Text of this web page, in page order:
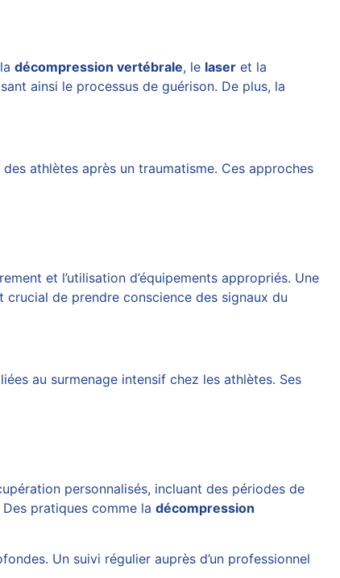
ladécompression vertébrale, le laser et la
ainsi le processus de guérison. De plus, la
athlètes après un traumatisme. Ces approches
et l’utilisation d’équipements appropriés. Une
de prendre conscience des signaux du
au surmenage intensif chez les athlètes. Ses
personnalisés, incluant des périodes de
pratiques comme ladécompression
Un suivi régulier auprès d’un professionnel